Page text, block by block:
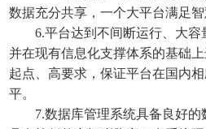
数据充分共享，一个大平台满足智
6.平台达到不间断运行、大容
并在现有信息化支撑体系的基础
起点、高要求，保证平台在国内
平。
7.数据库管理系统具备良好的